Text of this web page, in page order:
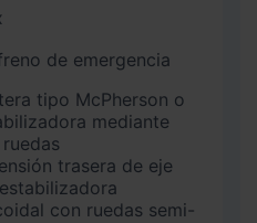
de emergencia
mediante
trasera de eje
con ruedas semi-